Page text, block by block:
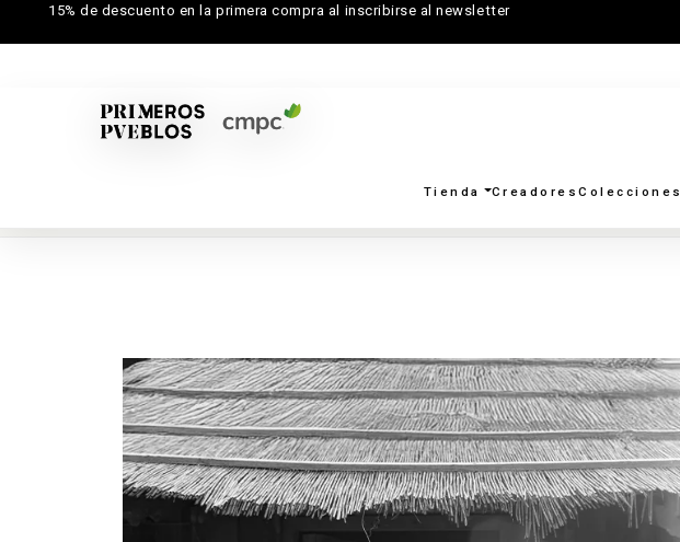
15% de descuento en la primera compra al inscribirse al newsletter
Tienda CreadoresColecciones